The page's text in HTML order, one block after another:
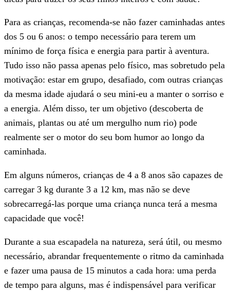
Para as crianças, recomenda-se não fazer caminhadas antes
dos 5 ou 6 anos: o tempo necessário para terem um
mínimo de força física e energia para partir à aventura.
Tudo isso não passa apenas pelo físico, mas sobretudo pela
motivação: estar em grupo, desafiado, com outras crianças
da mesma idade ajudará o seu mini-eu a manter o sorriso e
a energia. Além disso, ter um objetivo (descoberta de
animais, plantas ou até um mergulho num rio) pode
realmente ser o motor do seu bom humor ao longo da
caminhada.
Em alguns números, crianças de 4 a 8 anos são capazes de
carregar 3 kg durante 3 a 12 km, mas não se deve
sobrecarregá-las porque uma criança nunca terá a mesma
capacidade que você!
Durante a sua escapadela na natureza, será útil, ou mesmo
necessário, abrandar frequentemente o ritmo da caminhada
e fazer uma pausa de 15 minutos a cada hora: uma perda
de tempo para alguns, mas é indispensável para verificar